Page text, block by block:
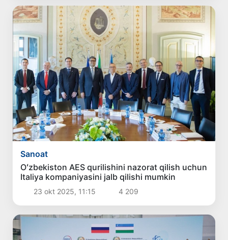
Sanoat
Oʻzbekiston AES qurilishini nazorat qilish uchun
Italiya kompaniyasini jalb qilishi mumkin
23 okt 2025, 11:15 4 209